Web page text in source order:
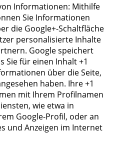
Informationen: Mithilfe
Sie Informationen
die Google+-Schaltfläche
personalisierte Inhalte
Google speichert
Sie für einen Inhalt +1
über die Seite,
haben. Ihre +1
mit Ihrem Profilnamen
wie etwa in
Google-Profil, oder an
und Anzeigen im Internet